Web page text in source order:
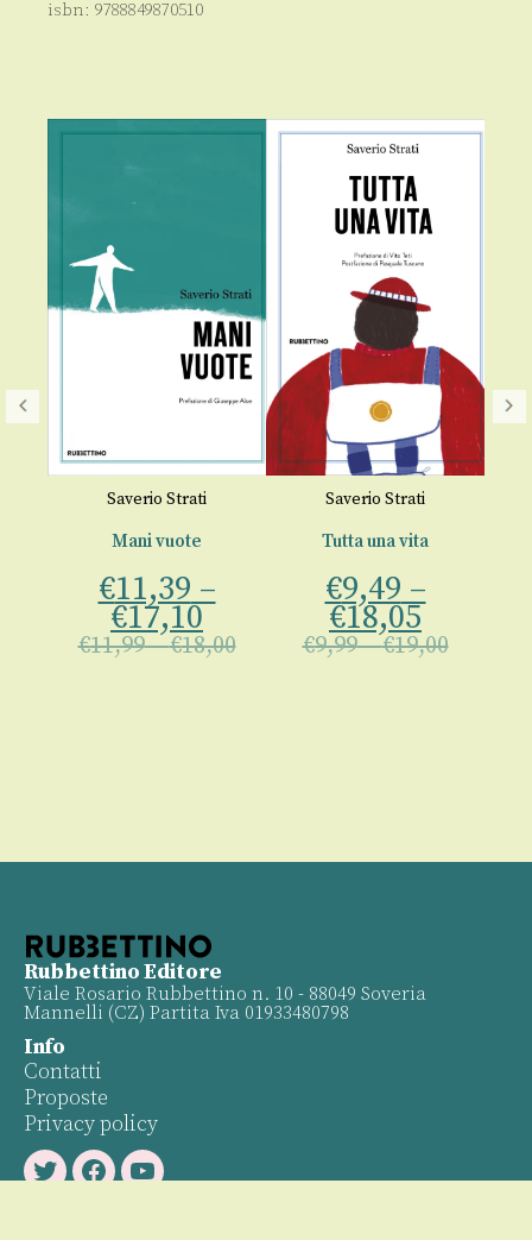
isbn: 9788849870510
Saverio Strati
Mani vuote
€11,39 –
€17,10
€11,99–€18,00
Saverio Strati
Tutta una vita
€9,49 –
€18,05
€9,99–€19,00
Rubbettino Editore
Viale Rosario Rubbettino n. 10 - 88049 Soveria
Mannelli (CZ) Partita Iva 01933480798
Info
Contatti
Proposte
Privacy policy
TwitterFacebookYoutube